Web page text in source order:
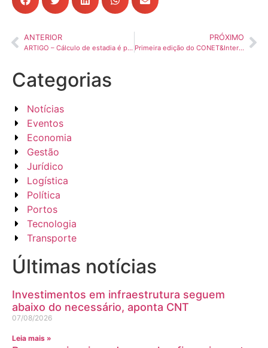
ANTERIOR
ARTIGO – Cálculo de estadia é pelo peso da capacidade de transporte e não peso da nota
PRÓXIMO
Primeira edição do CONET&Intersindical de 2023 é realizado com sucesso em São Paulo
Categorias
Notícias
Eventos
Economia
Gestão
Jurídico
Logística
Política
Portos
Tecnologia
Transporte
Últimas notícias
Investimentos em infraestrutura seguem
abaixo do necessário, aponta CNT
07/08/2026
Leia mais »